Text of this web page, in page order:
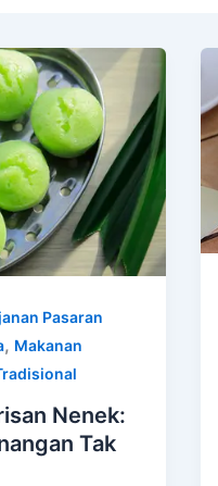
Pasaran
, Makanan
Nenek:
Tak